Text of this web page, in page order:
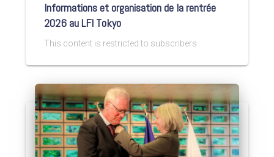
Informations et organisation de la rentrée
2026 au LFI Tokyo
This content is restricted to subscribers